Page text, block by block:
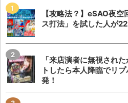
【攻略法？】eSAO夜
ス打法」を試した人が
「来店演者に無視され
トしたら本人降臨でリ
発！